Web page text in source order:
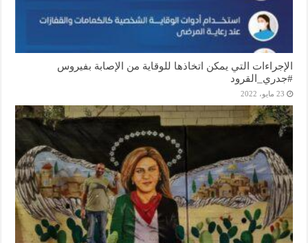
الإجراءات التي يمكن اتخاذها للوقاية من الإصابة بفيروس
#جدري_القرود
23 مايو، 2022